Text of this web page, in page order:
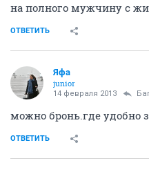
на полного мужчину с
ОТВЕТИТЬ
Яфа
junior
14 февраля 2013
можно бронь.где удобно
ОТВЕТИТЬ